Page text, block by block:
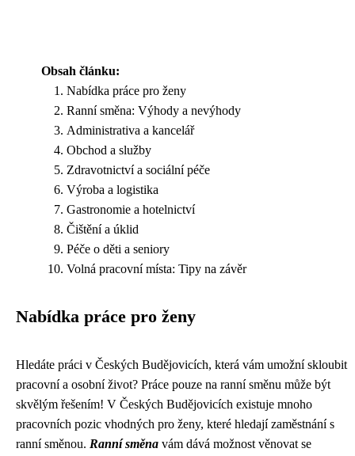
Obsah článku:
Nabídka práce pro ženy
Ranní směna: Výhody a nevýhody
Administrativa a kancelář
Obchod a služby
Zdravotnictví a sociální péče
Výroba a logistika
Gastronomie a hotelnictví
Čištění a úklid
Péče o děti a seniory
Volná pracovní místa: Tipy na závěr
Nabídka práce pro ženy
Hledáte práci v Českých Budějovicích, která vám umožní skloubit
pracovní a osobní život? Práce pouze na ranní směnu může být
skvělým řešením! V Českých Budějovicích existuje mnoho
pracovních pozic vhodných pro ženy, které hledají zaměstnání s
ranní směnou. Ranní směna vám dává možnost věnovat se